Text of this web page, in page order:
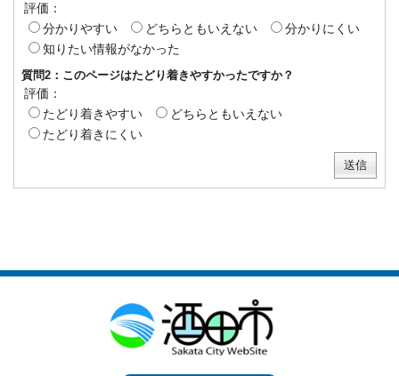
評価：
分かりやすい
どちらともいえない
分かりにくい
知りたい情報がなかった
質問2：このページはたどり着きやすかったですか？
評価：
たどり着きやすい
どちらともいえない
たどり着きにくい